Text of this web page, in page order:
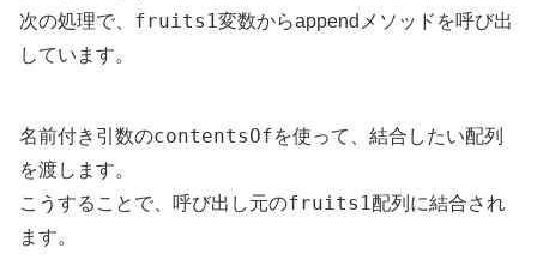
次の処理で、 fruits1変数からappendメソッドを呼び出
しています。
名前付き引数のcontentsOfを使って、結合したい配列
を渡します。
こうすることで、呼び出し元のfruits1配列に結合され
ます。